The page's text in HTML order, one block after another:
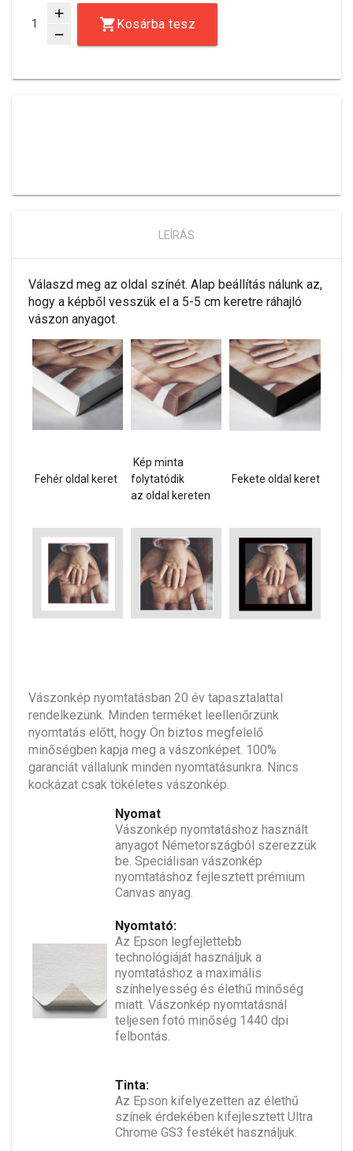
add
remove
Kosárba tesz
LEÍRÁS
Válaszd meg az oldal színét. Alap beállítás nálunk az,
hogy a képből vesszük el a 5-5 cm keretre ráhajló
vászon anyagot.
Fehér oldal keret
Kép minta
folytatódik
az oldal kereten
Fekete oldal keret
Vászonkép nyomtatásban 20 év tapasztalattal
rendelkezünk. Minden terméket leellenőrzünk
nyomtatás előtt, hogy Ön biztos megfelelő
minőségben kapja meg a vászonképet. 100%
garanciát vállalunk minden nyomtatásunkra. Nincs
kockázat csak tökéletes vászonkép.
Nyomat
Vászonkép nyomtatáshoz használt
anyagot Németországból szerezzük
be. Speciálisan vászonkép
nyomtatáshoz fejlesztett prémium
Canvas anyag.
Nyomtató:
Az Epson legfejlettebb
technológiáját használjuk a
nyomtatáshoz a maximális
színhelyesség és élethű minőség
miatt. Vászonkép nyomtatásnál
teljesen fotó minőség 1440 dpi
felbontás.
Tinta:
Az Epson kifelyezetten az élethű
színek érdekében kifejlesztett Ultra
Chrome GS3 festékét használjuk.